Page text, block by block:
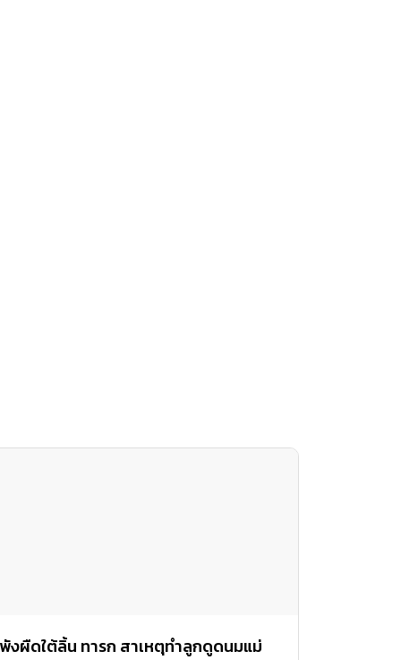
พังผืดใต้ลิ้น ทารก สาเหตุทำลูกดูดนมแม่